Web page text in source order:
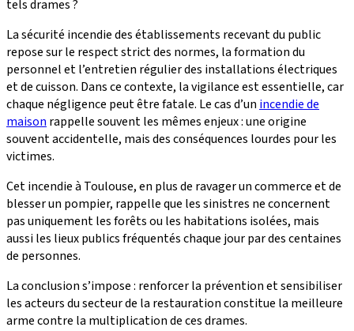
tels drames ?
La sécurité incendie des établissements recevant du public
repose sur le respect strict des normes, la formation du
personnel et l’entretien régulier des installations électriques
et de cuisson. Dans ce contexte, la vigilance est essentielle, car
chaque négligence peut être fatale. Le cas d’un incendie de
maison rappelle souvent les mêmes enjeux : une origine
souvent accidentelle, mais des conséquences lourdes pour les
victimes.
Cet incendie à Toulouse, en plus de ravager un commerce et de
blesser un pompier, rappelle que les sinistres ne concernent
pas uniquement les forêts ou les habitations isolées, mais
aussi les lieux publics fréquentés chaque jour par des centaines
de personnes.
La conclusion s’impose : renforcer la prévention et sensibiliser
les acteurs du secteur de la restauration constitue la meilleure
arme contre la multiplication de ces drames.